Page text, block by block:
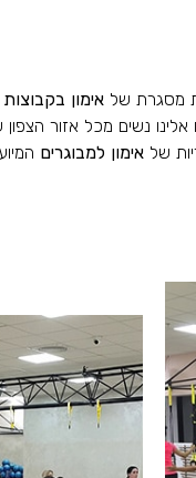
מסגרת של אימון
נשים מכל אזור
אימון למבוגרים